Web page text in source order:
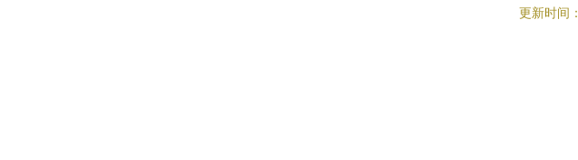
更新时间